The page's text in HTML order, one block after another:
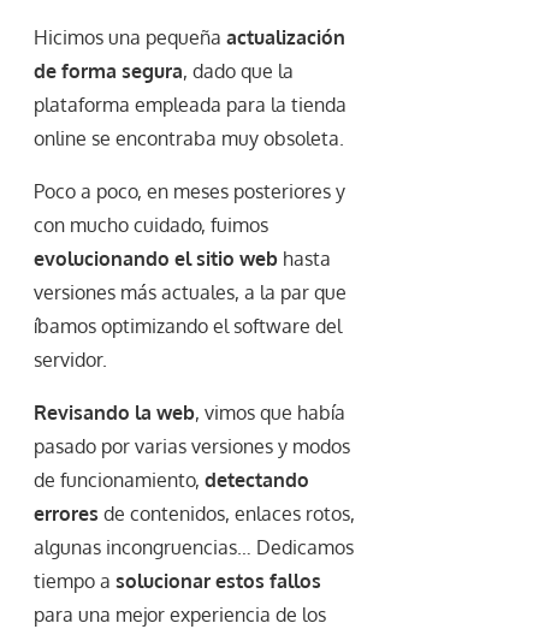
Hicimos una pequeña actualización
de forma segura, dado que la
plataforma empleada para la tienda
online se encontraba muy obsoleta.
Poco a poco, en meses posteriores y
con mucho cuidado, fuimos
evolucionando el sitio web hasta
versiones más actuales, a la par que
íbamos optimizando el software del
servidor.
Revisando la web, vimos que había
pasado por varias versiones y modos
de funcionamiento, detectando
errores de contenidos, enlaces rotos,
algunas incongruencias… Dedicamos
tiempo a solucionar estos fallos
para una mejor experiencia de los